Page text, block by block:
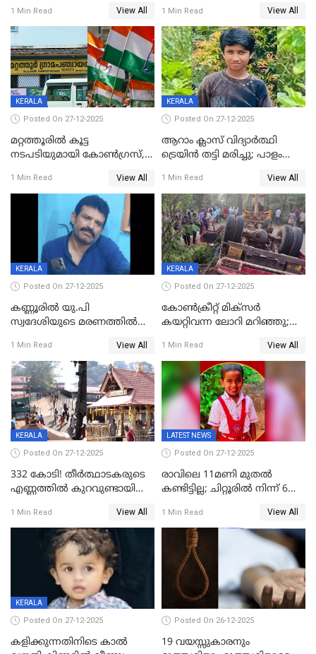
മാനസികപീഡനമെന്ന് കുറിപ്പ്
1 Min Read View All
സുഹൃത്തും പൊലീസ്
കസ്റ്റഡിയിൽ
1 Min Read View All
KERALA
Posted On 27-12-2025
മറ്റത്തൂരിൽ കൂട്ട
നടപടിയുമായി കോണ്‍ഗ്രസ്,
എട്ട് പേര്‍ ഉള്‍പ്പെടെ
പത്തുപേരെ പുറത്താക്കി,
ചൊവ്വന്നൂരിലും നടപടി
1 Min Read View All
KERALA
Posted On 27-12-2025
ആറാം ക്ലാസ് വിദ്യാർത്ഥി
ട്രെയിൻ തട്ടി മരിച്ചു; പാളം
അപകടം മലപ്പുറത്ത്
1 Min Read View All
KERALA
Posted On 27-12-2025
കണ്ണൂരിൽ യു.പി
സ്വദേശിയുടെ മരണത്തിൽ
കേസ്; തർക്കമുണ്ടായത്
ഫേഷ്യലിന് 300 രൂപ
ആവശ്യപ്പെട്ടതിനെച്ചൊല്ലി
1 Min Read View All
KERALA
Posted On 27-12-2025
കോണ്‍ക്രീറ്റ് മിക്‌സര്‍
കയറ്റിവന്ന ലോറി മറിഞ്ഞു;
അപകടം കണ്ണൂരിൽ
1 Min Read View All
KERALA
Posted On 27-12-2025
332 കോടി! തീർത്ഥാടകരുടെ
എണ്ണത്തിൽ കുറവുണ്ടായിട്ടും
കുതിച്ചുയരുന്നു
1 Min Read View All
LATEST NEWS
Posted On 27-12-2025
രാവിലെ 11മണി മുതൽ
കണ്ടിട്ടില്ല; ചിറ്റൂരിൽ നിന്ന് 6
1 Min Read View All
KERALA
Posted On 27-12-2025
കളിക്കുന്നതിനിടെ കാൽ
Posted On 26-12-2025
19 വയസ്സുകാരനും